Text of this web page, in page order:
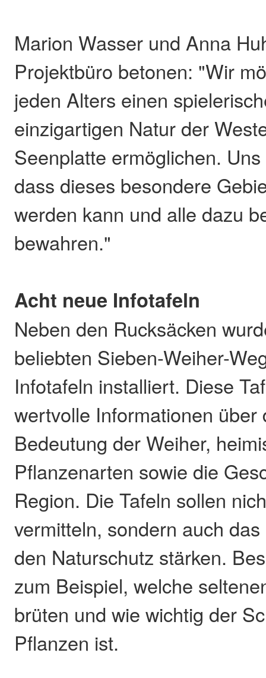
Marion Wasser und Anna
Projektbüro betonen: "Wir
jeden Alters einen
einzigartigen Natur der
Seenplatte ermöglichen.
dass dieses besondere
werden kann und alle dazu
bewahren."
Acht neue Infotafeln
Neben den Rucksäcken
beliebten Sieben-Weiher-
Infotafeln installiert. Diese
wertvolle Informationen über
Bedeutung der Weiher,
Pflanzenarten sowie die
Region. Die Tafeln sollen
vermitteln, sondern auch
den Naturschutz stärken.
zum Beispiel, welche
brüten und wie wichtig der
Pflanzen ist.